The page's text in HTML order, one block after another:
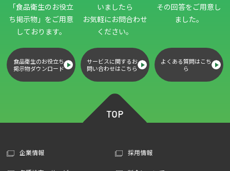
「食品衛生のお役立
ち掲示物」 をご用意
しております。
食品衛生のお役立ち
掲示物ダウンロード
いましたら
お気軽にお問合わせ
ください。
サービスに関するお
問い合わせはこちら
その回答をご用意し
ました。
よくある質問はこち
ら
企業情報 採用情報